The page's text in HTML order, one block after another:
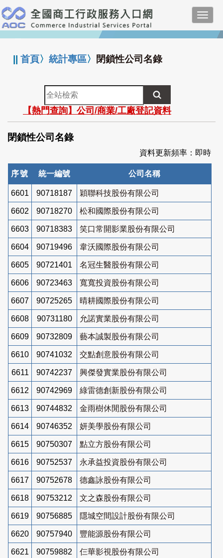
跳
到
主
要
:::
||首頁〉統計專區〉 閉鎖性公司名錄
全
站
檢
索
【熱門查詢】公司/商業/工廠登記資料
閉鎖性公司名錄
資料更新頻率：即時
序號 統一編號 公司名稱
6601 90718187 穎聯科技股份有限公司
6602 90718270 松和國際股份有限公司
6603 90718383 笑口常開影業股份有限公司
6604 90719496 韋沃國際股份有限公司
6605 90721401 名冠生醫股份有限公司
6606 90723463 寬寬投資股份有限公司
6607 90725265 晴耕國際股份有限公司
6608 90731180 允諾實業股份有限公司
6609 90732809 藝本誠製股份有限公司
6610 90741032 交點創意股份有限公司
6611 90742237 興傑發實業股份有限公司
6612 90742969 綠雷德創新股份有限公司
6613 90744832 金雨樹休閒股份有限公司
6614 90746352 妍美學股份有限公司
6615 90750307 點立方股份有限公司
6616 90752537 永承益投資股份有限公司
6617 90752678 德鑫詠股份有限公司
6618 90753212 文之森股份有限公司
6619 90756885 隱城空間設計股份有限公司
6620 90757940 豐能源股份有限公司
6621 90759882 仨華影視股份有限公司